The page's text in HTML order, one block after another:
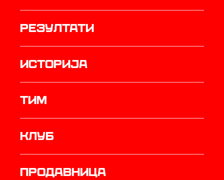
резултати
историја
ТИМ
Клуб
продавница